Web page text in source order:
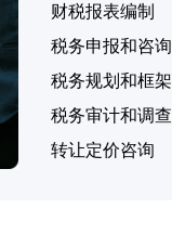
财税报表编制
税务申报和咨询
税务规划和框架
税务审计和调查
转让定价咨询